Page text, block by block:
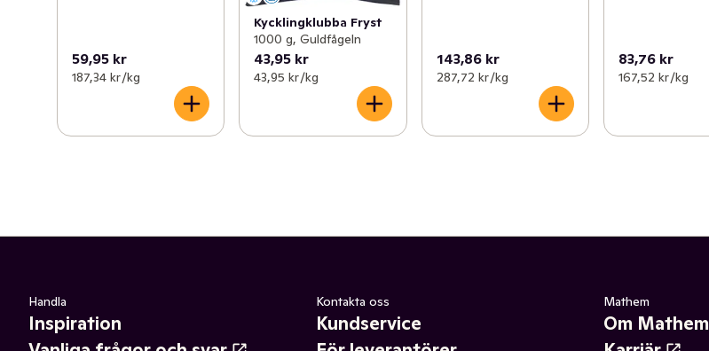
59,95 kr
187,34 kr /kg
Kycklingklubba Fryst
1000 g, Guldfågeln
43,95 kr
43,95 kr /kg
143,86 kr
287,72 kr /kg
83,76 kr
167,52 kr /kg
Handla
Inspiration
Kontakta oss
Kundservice
Mathem
Om Mathem